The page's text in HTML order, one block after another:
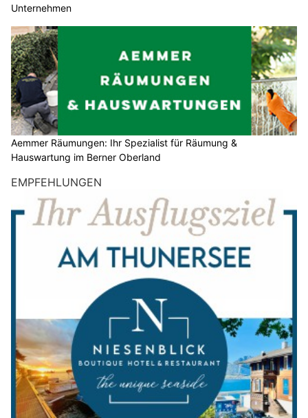
Unternehmen
Aemmer Räumungen: Ihr Spezialist für Räumung &
Hauswartung im Berner Oberland
EMPFEHLUNGEN